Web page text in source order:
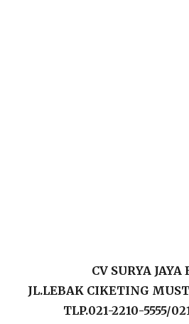
CV SURYA JAYA
JL.LEBAK CIKETING
TLP.021-2210-5555/